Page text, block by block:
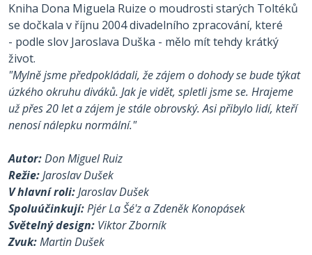
Kniha Dona Miguela Ruize o moudrosti starých Toltéků
se dočkala v říjnu 2004 divadelního zpracování, které
- podle slov Jaroslava Duška - mělo mít tehdy krátký
život.
"Mylně jsme předpokládali, že zájem o dohody se bude týkat
úzkého okruhu diváků. Jak je vidět, spletli jsme se. Hrajeme
už přes 20 let a zájem je stále obrovský. Asi přibylo lidí, kteří
nenosí nálepku normální."
Autor:Don Miguel Ruiz
Režie:Jaroslav Dušek
V hlavní roli:Jaroslav Dušek
Spoluúčinkují:Pjér La Šé'z a Zdeněk Konopásek
Světelný design: Viktor Zborník
Zvuk:Martin Dušek